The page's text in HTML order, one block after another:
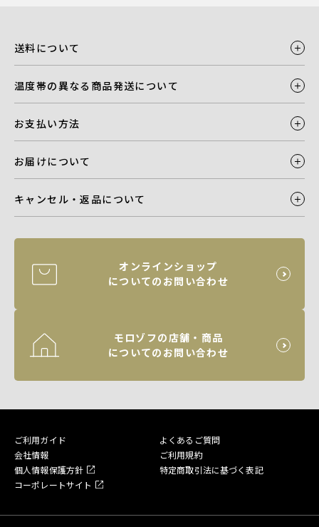
送料について
温度帯の異なる商品発送について
お支払い方法
お届けについて
キャンセル・返品について
オンラインショップ
についてのお問い合わせ
モロゾフの店舗・商品
についてのお問い合わせ
ご利用ガイド
よくあるご質問
会社情報
ご利用規約
個人情報保護方針
特定商取引法に基づく表記
コーポレートサイト